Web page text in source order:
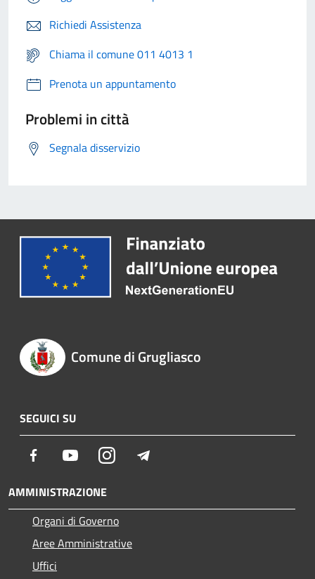
Richiedi Assistenza
Chiama il comune 011 4013 1
Prenota un appuntamento
Problemi in città
Segnala disservizio
Comune di Grugliasco
SEGUICI SU
Facebook YoutubeInstagram
AMMINISTRAZIONE
Organi di Governo
Aree Amministrative
Uffici